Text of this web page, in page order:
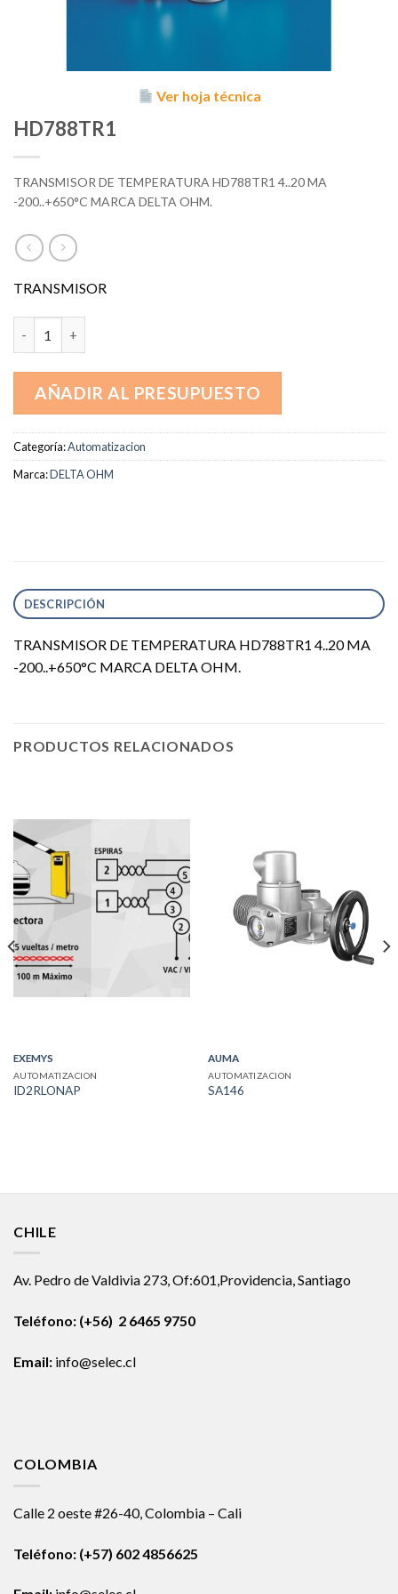
Ver hoja técnica
HD788TR1
TRANSMISOR DE TEMPERATURA HD788TR1 4..20 MA
-200..+650°C MARCA DELTA OHM.
TRANSMISOR
AÑADIR AL PRESUPUESTO
Categoría:Automatizacion
Marca:DELTA OHM
DESCRIPCIÓN
TRANSMISOR DE TEMPERATURA HD788TR1 4..20 MA
-200..+650°C MARCA DELTA OHM.
PRODUCTOS RELACIONADOS
EXEMYS
AUTOMATIZACION
ID2RLONAP
AUMA
AUTOMATIZACION
SA146
CHILE
Av. Pedro de Valdivia 273, Of:601,Providencia, Santiago
Teléfono: (+56) 2 6465 9750
Email: info@selec.cl
COLOMBIA
Calle 2 oeste #26-40, Colombia – Cali
Teléfono: (+57) 602 4856625